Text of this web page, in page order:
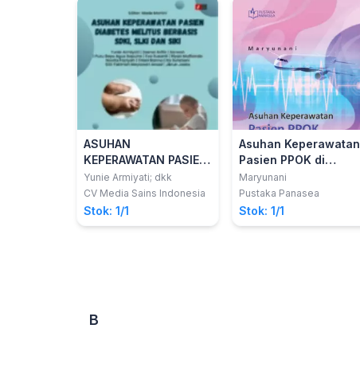
ASUHAN
KEPERAWATAN PASIEN
DIABETES MELITUS
BERBASIS SDKI, SLKI
DAN SIKI
Yunie Armiyati; dkk
CV Media Sains Indonesia
Stok: 1/1
Asuhan Keperawatan
Pasien PPOK di
Pesawat Terbang
pada Transportasi
Aeromedis
Maryunani
Pustaka Panasea
Stok: 1/1
B